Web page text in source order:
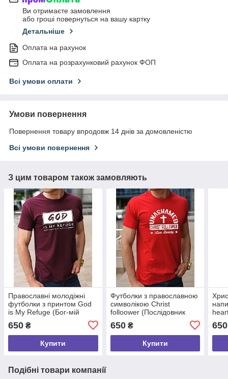
Ви отримаєте замовлення
або гроші повернуться на вашу картку
Детальніше
Оплата на рахунок
Оплата на розрахунковий рахунок ФОП
Всі умови оплати
Умови повернення
Повернення товару впродовж 14 днів за домовленістю
Всі умови повернення
З цим товаром також замовляють
Православні молодіжні
футболки з принтом God
is My Refuge (Бог-мій
притулок), 100% бавовна
розмір S
650 ₴
Купити
Футболки з православною
символікою Christ
folloower (Послідовник
бавовняні розмір S
650₴
Купити
650
Подібні товари компанії